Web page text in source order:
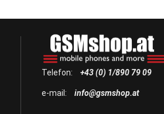
Telefon: +43 (0) 1/890 79 09
e-mail: info@gsmshop.at